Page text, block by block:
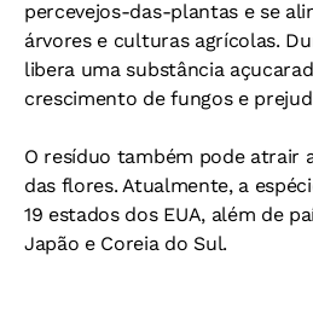
percevejos-das-plantas e se
árvores e culturas agrícolas.
libera uma substância
crescimento de fungos e
O resíduo também pode atrair
das flores. Atualmente, a
19 estados dos EUA, além de
Japão e Coreia do Sul.